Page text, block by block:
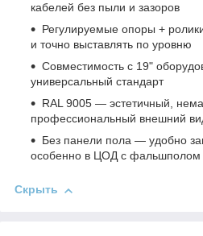
кабелей без пыли и зазоров
Регулируемые опоры +
и точно выставлять по уровню
Совместимость с 19"
универсальный стандарт
RAL 9005 — эстетичный,
профессиональный внешний
Без панели пола — удобно
особенно в ЦОД с фальшполом
Скрыть